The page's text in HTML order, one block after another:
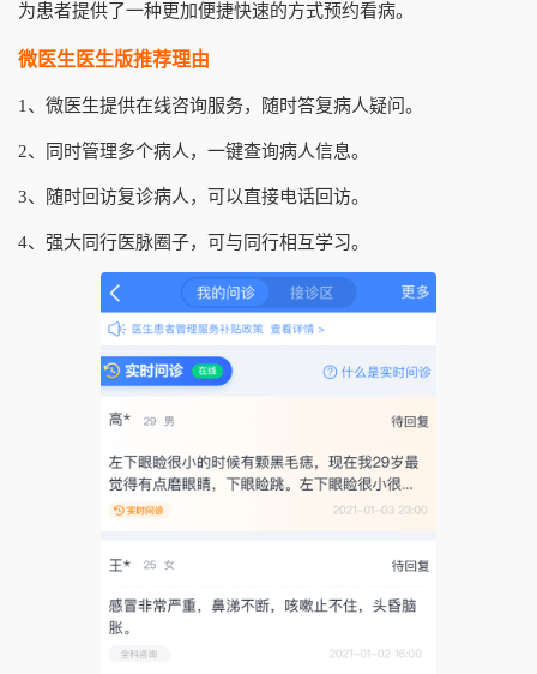
为患者提供了一种更加便捷快速的方式预约看病。
微医生医生版推荐理由
1、微医生提供在线咨询服务，随时答复病人疑问。
2、同时管理多个病人，一键查询病人信息。
3、随时回访复诊病人，可以直接电话回访。
4、强大同行医脉圈子，可与同行相互学习。